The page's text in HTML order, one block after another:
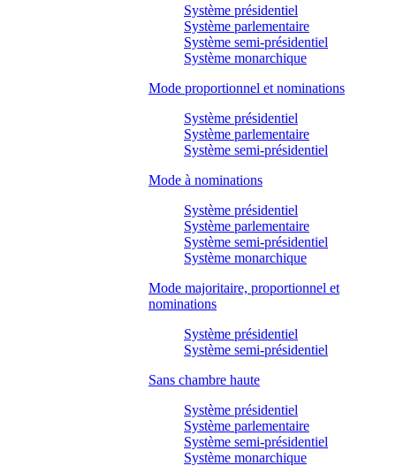
Système présidentiel
Système parlementaire
Système semi-présidentiel
Système monarchique
Mode proportionnel et nominations
Système présidentiel
Système parlementaire
Système semi-présidentiel
Mode à nominations
Système présidentiel
Système parlementaire
Système semi-présidentiel
Système monarchique
Mode majoritaire, proportionnel et
nominations
Système présidentiel
Système semi-présidentiel
Sans chambre haute
Système présidentiel
Système parlementaire
Système semi-présidentiel
Système monarchique